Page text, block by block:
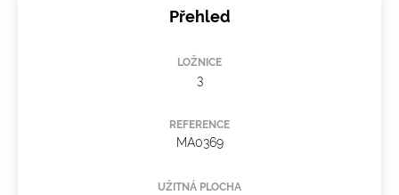
Přehled
LOŽNICE
3
REFERENCE
MA0369
UŽITNÁ PLOCHA